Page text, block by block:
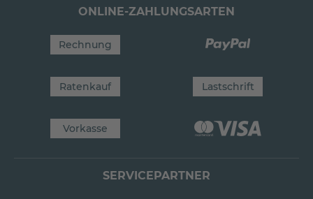
ONLINE-ZAHLUNGSARTEN
Rechnung
Ratenkauf Lastschrift
Vorkasse
SERVICEPARTNER